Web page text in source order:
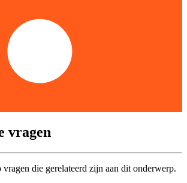
vragen
die gerelateerd zijn aan dit onderwerp.